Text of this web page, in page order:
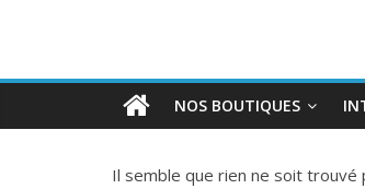
NOS BOUTIQUES
Il semble que rien ne soit trouvé